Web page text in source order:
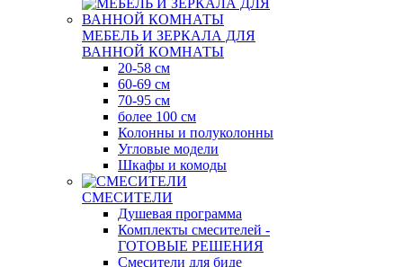
МЕБЕЛЬ И ЗЕРКАЛА ДЛЯ
ВАННОЙ КОМНАТЫ
20-58 см
60-69 см
70-95 см
более 100 см
Колонны и полуколонны
Угловые модели
Шкафы и комоды
СМЕСИТЕЛИ
Душевая программа
Комплекты смесителей -
ГОТОВЫЕ РЕШЕНИЯ
Смесители для биде